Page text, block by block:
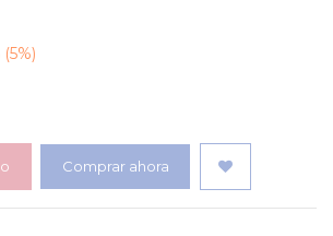
(5%)
Comprar ahora